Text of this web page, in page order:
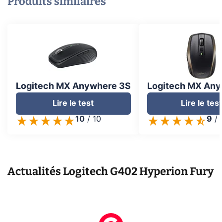
Logitech MX Anywhere 3S
Lire le test
10/ 10
Logitech MX
Lire le test
9 /
ActualitésLogitech G402 Hyperion Fury